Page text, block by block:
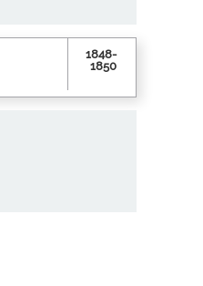
1848-
1850